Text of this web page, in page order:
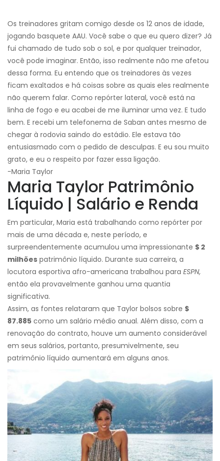
Os treinadores gritam comigo desde os 12 anos de idade,
jogando basquete AAU. Você sabe o que eu quero dizer? Já
fui chamado de tudo sob o sol, e por qualquer treinador,
você pode imaginar. Então, isso realmente não me afetou
dessa forma. Eu entendo que os treinadores às vezes
ficam exaltados e há coisas sobre as quais eles realmente
não querem falar. Como repórter lateral, você está na
linha de fogo e eu acabei de me iluminar uma vez. E tudo
bem. E recebi um telefonema de Saban antes mesmo de
chegar à rodovia saindo do estádio. Ele estava tão
entusiasmado com o pedido de desculpas. E eu sou muito
grato, e eu o respeito por fazer essa ligação.
-Maria Taylor
Maria Taylor Patrimônio
Líquido | Salário e Renda
Em particular, Maria está trabalhando como repórter por
mais de uma década e, neste período, e
surpreendentemente acumulou uma impressionante $ 2
milhões patrimônio líquido. Durante sua carreira, a
locutora esportiva afro-americana trabalhou para ESPN,
então ela provavelmente ganhou uma quantia
significativa.
Assim, as fontes relataram que Taylor bolsos sobre $
87.885 como um salário médio anual. Além disso, com a
renovação do contrato, houve um aumento considerável
em seus salários, portanto, presumivelmente, seu
patrimônio líquido aumentará em alguns anos.